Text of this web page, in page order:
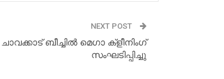
NEXT POST
ചാവക്കാട് ബീച്ചിൽ മെഗാ ക്ളീനിംഗ്
സംഘടിപ്പിച്ചു